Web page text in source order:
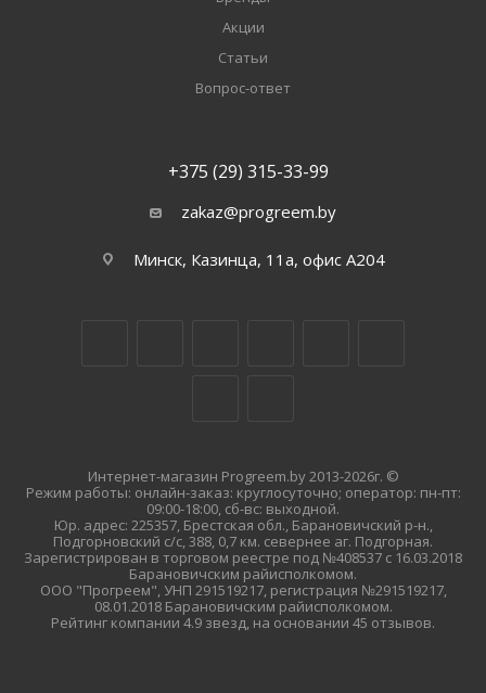
Акции
Статьи
Вопрос-ответ
+375 (29) 315-33-99
zakaz@progreem.by
Минск, Казинца, 11а, офис А204
Интернет-магазин Progreem.by 2013-2026г. ©
Режим работы: онлайн-заказ: круглосуточно; оператор: пн-пт:
09:00-18:00, сб-вс: выходной.
Юр. адрес: 225357, Брестская обл., Барановичский р-н.,
Подгорновский с/с, 388, 0,7 км. севернее аг. Подгорная.
Зарегистрирован в торговом реестре под №408537 с 16.03.2018
Барановичским райисполкомом.
ООО "Прогреем", УНП 291519217, регистрация №291519217,
08.01.2018 Барановичским райисполкомом.
Рейтинг компании 4.9 звезд, на основании 45 отзывов.